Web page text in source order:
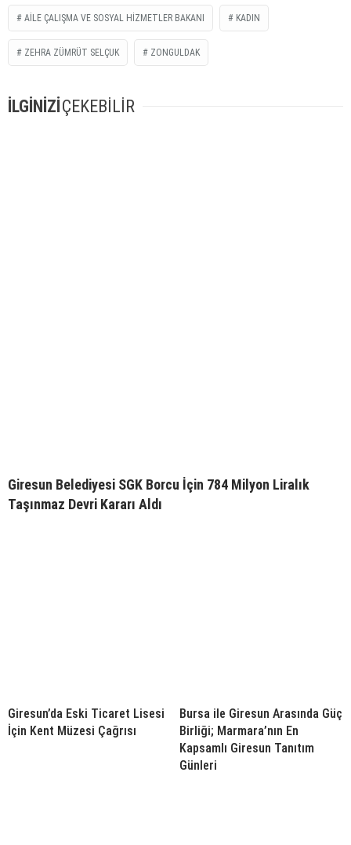
AILE ÇALIŞMA VE SOSYAL HIZMETLER BAKANI KADIN
ZEHRA ZÜMRÜT SELÇUK ZONGULDAK
İLGİNİZİ ÇEKEBİLİR
Giresun Belediyesi SGK Borcu İçin 784 Milyon Liralık
Taşınmaz Devri Kararı Aldı
Giresun’da Eski Ticaret Lisesi
İçin Kent Müzesi Çağrısı
Bursa ile Giresun Arasında Güç
Birliği; Marmara’nın En
Kapsamlı Giresun Tanıtım
Günleri